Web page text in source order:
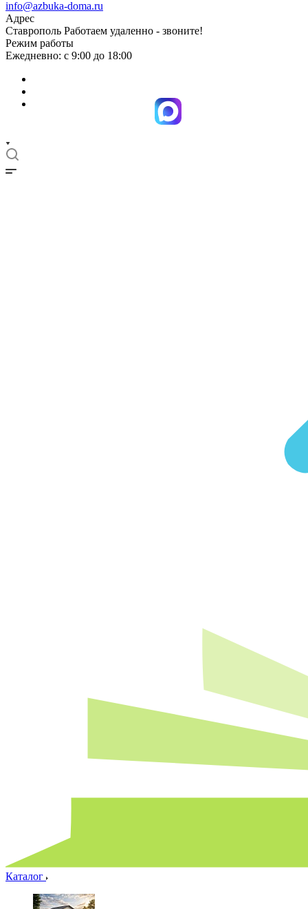
info@azbuka-doma.ru
Адрес
Ставрополь Работаем удаленно - звоните!
Режим работы
Ежедневно: с 9:00 до 18:00
Каталог